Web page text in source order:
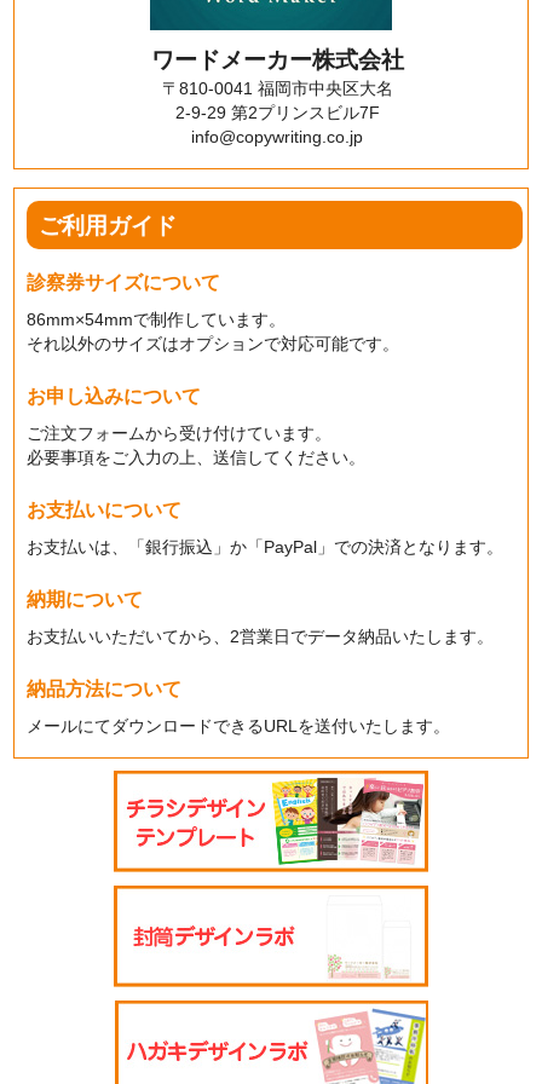
ワードメーカー株式会社
〒810-0041 福岡市中央区大名
2-9-29 第2プリンスビル7F
info@copywriting.co.jp
ご利用ガイド
診察券サイズについて
86mm×54mmで制作しています。
それ以外のサイズはオプションで対応可能です。
お申し込みについて
ご注文フォームから受け付けています。
必要事項をご入力の上、送信してください。
お支払いについて
お支払いは、「銀行振込」か「PayPal」での決済となります。
納期について
お支払いいただいてから、2営業日でデータ納品いたします。
納品方法について
メールにてダウンロードできるURLを送付いたします。